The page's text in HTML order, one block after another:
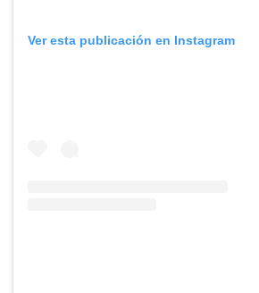
Ver esta publicación en Instagram